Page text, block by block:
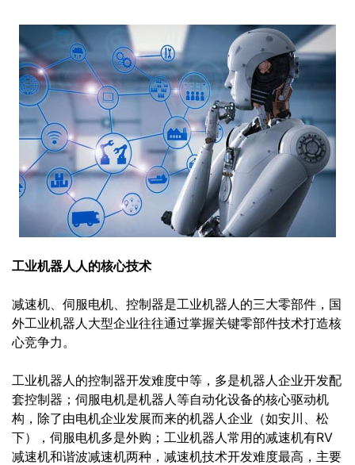
工业机器人人的核心技术
减速机、伺服电机、控制器是工业机器人的三大零部件，国
外工业机器人大型企业往往通过掌握关键零部件技术打造核
心竞争力。
工业机器人的控制器开发难度中等，多是机器人企业开发配
套控制器；伺服电机是机器人等自动化设备的核心驱动机
构，除了由电机企业发展而来的机器人企业（如安川、松
下），伺服电机多是外购；工业机器人常用的减速机有RV
减速机和谐波减速机两种，减速机技术开发难度最高，主要